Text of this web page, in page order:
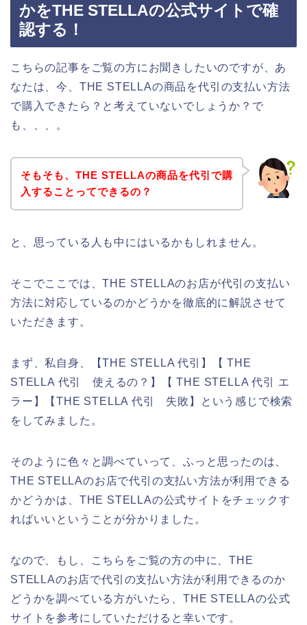
かをTHE STELLAの公式サイトで確
認する！
こちらの記事をご覧の方にお聞きしたいのですが、あ
なたは、今、THE STELLAの商品を代引の支払い方法
で購入できたら？と考えていないでしょうか？で
も、、、。
そもそも、THE STELLAの商品を代引で購
入することってできるの？
と、思っている人も中にはいるかもしれません。
そこでここでは、THE STELLAのお店が代引の支払い
方法に対応しているのかどうかを徹底的に解説させて
いただきます。
まず、私自身、【THE STELLA 代引】【 THE
STELLA 代引 使えるの？】【 THE STELLA 代引 エ
ラー】【THE STELLA 代引 失敗】という感じで検索
をしてみました。
そのように色々と調べていって、ふっと思ったのは、
THE STELLAのお店で代引の支払い方法が利用できる
かどうかは、THE STELLAの公式サイトをチェックす
ればいいということが分かりました。
なので、もし、こちらをご覧の方の中に、THE
STELLAのお店で代引の支払い方法が利用できるのか
どうかを調べている方がいたら、THE STELLAの公式
サイトを参考にしていただけると幸いです。